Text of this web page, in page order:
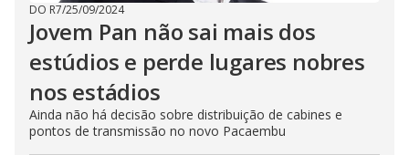
DO R7/25/09/2024
Jovem Pan não sai mais dos
estúdios e perde lugares nobres
nos estádios
Ainda não há decisão sobre distribuição de cabines e
pontos de transmissão no novo Pacaembu